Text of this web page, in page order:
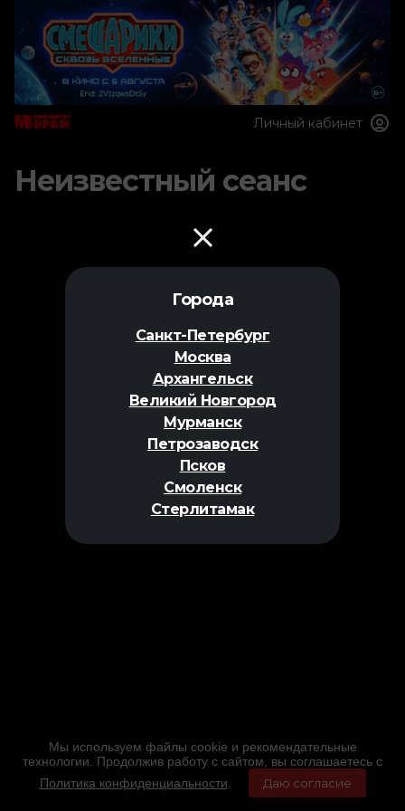
Города
Санкт-Петербург
Москва
Архангельск
Великий Новгород
Мурманск
Петрозаводск
Псков
Смоленск
Стерлитамак
Личный кабинет
Неизвестный сеанс
Мы используем файлы cookie и рекомендательные
технологии. Продолжив работу с сайтом, вы соглашаетесь с
Политика конфиденциальности
Даю согласие